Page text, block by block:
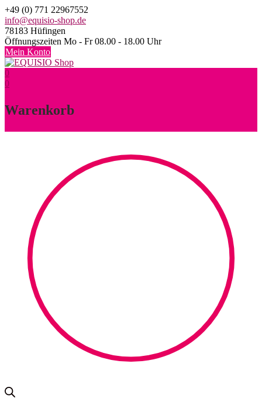
Skip
to
content
+49 (0) 771 22967552
info@equisio-shop.de
78183 Hüfingen
Öffnungszeiten Mo - Fr 08.00 - 18.00 Uhr
Mein Konto
0
0
Warenkorb